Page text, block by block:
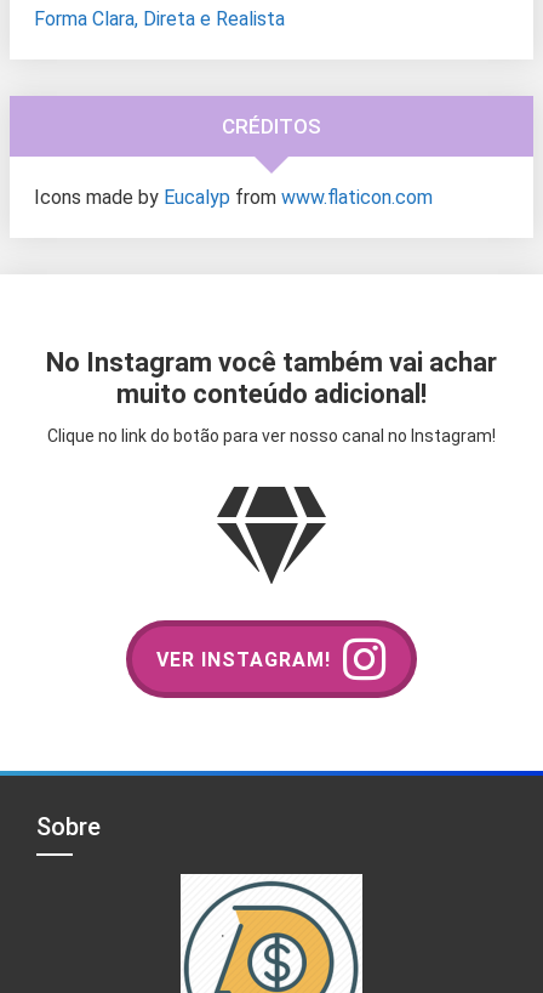
Forma Clara, Direta e Realista
CRÉDITOS
Icons made by Eucalyp from www.flaticon.com
No Instagram você também vai achar
muito conteúdo adicional!
Clique no link do botão para ver nosso canal no Instagram!
VER INSTAGRAM!
Sobre